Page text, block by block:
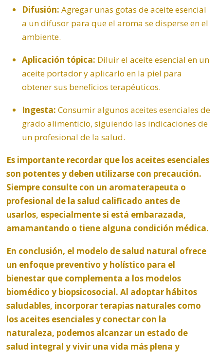
Difusión: Agregar unas gotas de aceite esencial
a un difusor para que el aroma se disperse en el
ambiente.
Aplicación tópica: Diluir el aceite esencial en un
aceite portador y aplicarlo en la piel para
obtener sus beneficios terapéuticos.
Ingesta: Consumir algunos aceites esenciales de
grado alimenticio, siguiendo las indicaciones de
un profesional de la salud.
Es importante recordar que los aceites esenciales
son potentes y deben utilizarse con precaución.
Siempre consulte con un aromaterapeuta o
profesional de la salud calificado antes de
usarlos, especialmente si está embarazada,
amamantando o tiene alguna condición médica.
En conclusión, el modelo de salud natural ofrece
un enfoque preventivo y holístico para el
bienestar que complementa a los modelos
biomédico y biopsicosocial. Al adoptar hábitos
saludables, incorporar terapias naturales como
los aceites esenciales y conectar con la
naturaleza, podemos alcanzar un estado de
salud integral y vivir una vida más plena y